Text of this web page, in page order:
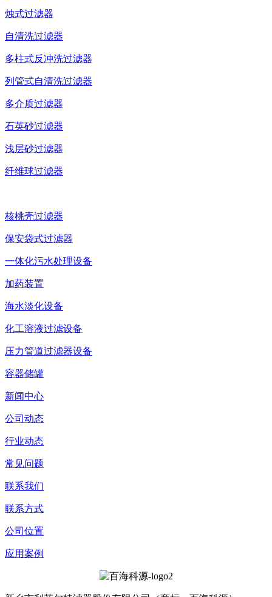
烛式过滤器
自清洗过滤器
多柱式反冲洗过滤器
列管式自清洗过滤器
多介质过滤器
石英砂过滤器
浅层砂过滤器
纤维球过滤器
核桃壳过滤器
保安袋式过滤器
一体化污水处理设备
加药装置
海水淡化设备
化工溶液过滤设备
压力管道过滤器设备
容器储罐
新闻中心
公司动态
行业动态
常见问题
联系我们
联系方式
公司位置
应用案例